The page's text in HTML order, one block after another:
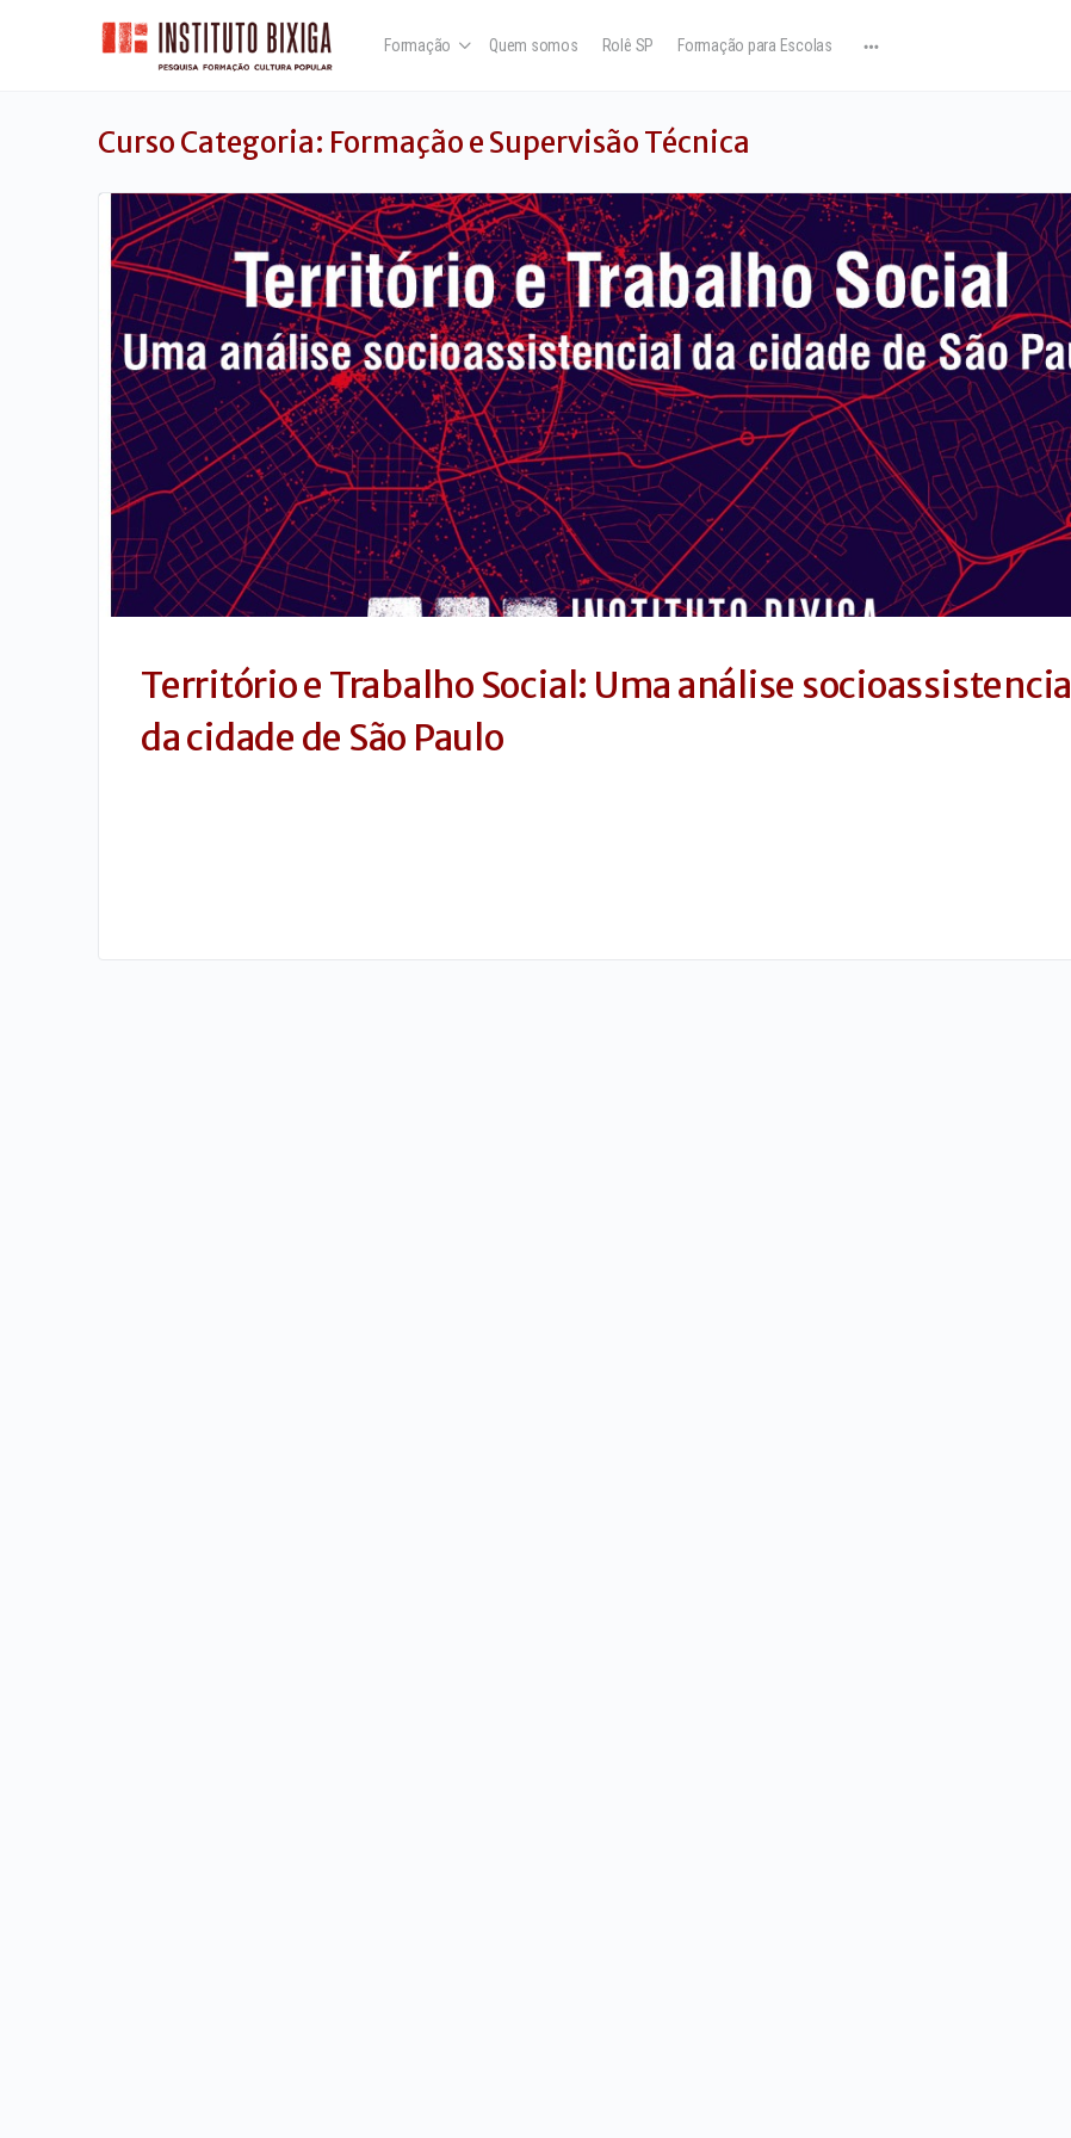
Formação Quem somos Rolê SP Formação para Escolas
Curso Categoria: Formação e Supervisão Técnica
Território e Trabalho Social: Uma análise socioassistencial
da cidade de São Paulo